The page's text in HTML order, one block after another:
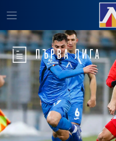
ПЪРВА ЛИГА